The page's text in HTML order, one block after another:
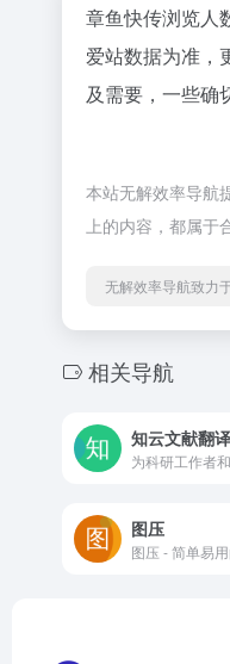
章鱼快传浏览人
爱站数据为准，
及需要，一些确
本站无解效率导航
上的内容，都属于
无解效率导航致力
相关导航
知云文献翻译
为科研工作者
图压